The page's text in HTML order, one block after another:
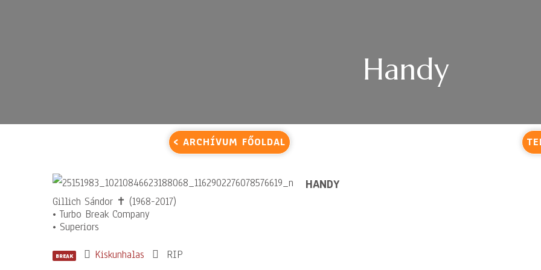
Handy
< ARCHÍVUM FŐOLDAL
HANDY
Gillich Sándor ✝ (1968-2017)
• Turbo Break Company
• Superiors
BREAK Kiskunhalas RIP